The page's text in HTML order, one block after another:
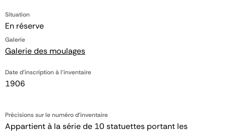
Situation
En réserve
Galerie
Galerie des moulages
Date d'inscription à l'inventaire
1906
Précisions sur le numéro d'inventaire
Appartient à la série de 10 statuettes portant les